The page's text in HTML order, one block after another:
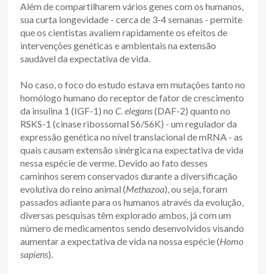
Além de compartilharem vários genes com os humanos,
sua curta longevidade - cerca de 3-4 semanas - permite
que os cientistas avaliem rapidamente os efeitos de
intervenções genéticas e ambientais na extensão
saudável da expectativa de vida.
No caso, o foco do estudo estava em mutações tanto no
homólogo humano do receptor de fator de crescimento
da insulina 1 (IGF-1) no C. elegans(DAF-2) quanto no
RSKS-1 (cinase ribossomal S6/S6K) - um regulador da
expressão genética no nível translacional de mRNA - as
quais causam extensão sinérgica na expectativa de vida
nessa espécie de verme. Devido ao fato desses
caminhos serem conservados durante a diversificação
evolutiva do reino animal (Methazoa), ou seja, foram
passados adiante para os humanos através da evolução,
diversas pesquisas têm explorado ambos, já com um
número de medicamentos sendo desenvolvidos visando
aumentar a expectativa de vida na nossa espécie (Homo
sapiens).